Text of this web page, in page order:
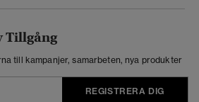
Tillgång
till kampanjer, samarbeten, nya produkter
REGISTRERA DIG